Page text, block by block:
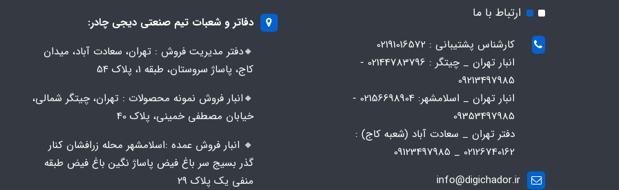
ارتباط با ما
کارشناس پشتیبانی : 02191016572
انبار تهران _ چیتگر : 02144783796 -
09213497985
انبار تهران _ اسلامشهر: 02156698904 -
09353497985
دفتر تهران _ سعادت آباد (شعبه کاج) :
02126740162 _ 09123497985
info@digichador.ir
دفاتر و شعبات تیم صنعتی دیجی چادر:
🔸️​​دفتر مدیریت فروش : تهران، سعادت آباد، میدان
کاج، پاساژ سروستان، طبقه 1، پلاک 54
🔸️​​انبار فروش نمونه محصولات : تهران، چیتگر شمالی،
خیابان مصطفی خمینی، پلاک 40
🔸️ انبار فروش عمده :اسلامشهر محله زرافشان کنار
گذر بسیج سر باغ فیض پاساژ نگین باغ فیض طبقه
منفی یک پلاک ۲۹